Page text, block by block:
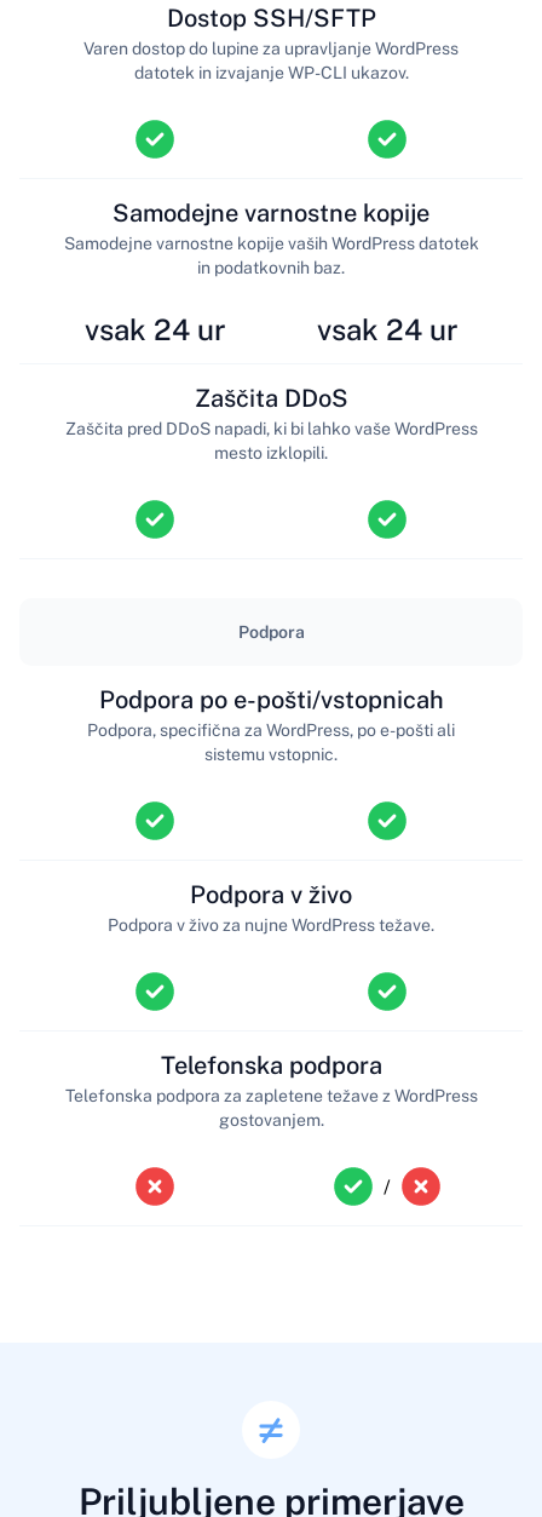
Dostop SSH/SFTP
Varen dostop do lupine za upravljanje WordPress
datotek in izvajanje WP-CLI ukazov.
vsak 24 ur
Samodejne varnostne kopije
Samodejne varnostne kopije vaših WordPress datotek
in podatkovnih baz.
vsak 24 ur
Zaščita DDoS
Zaščita pred DDoS napadi, ki bi lahko vaše WordPress
mesto izklopili.
Podpora
Podpora po e-pošti/vstopnicah
Podpora, specifična za WordPress, po e-pošti ali
sistemu vstopnic.
Podpora v živo
Podpora v živo za nujne WordPress težave.
Telefonska podpora
Telefonska podpora za zapletene težave z WordPress
gostovanjem.
/
Priljubljene primerjave